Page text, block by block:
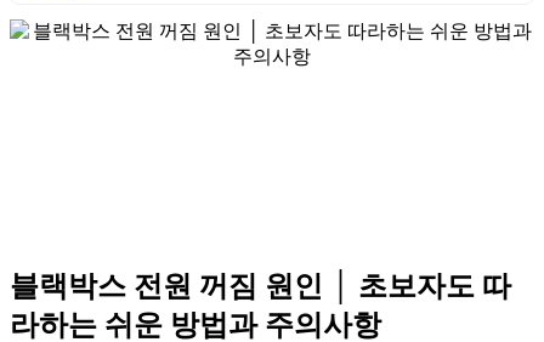
블랙박스 전원 꺼짐 원인 │ 초보자도 따
라하는 쉬운 방법과 주의사항